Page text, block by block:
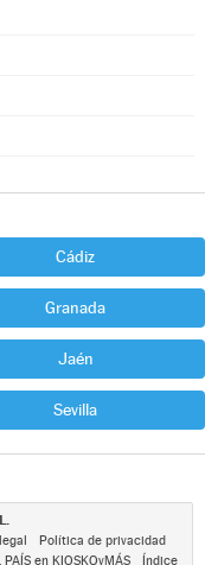
Cádiz
Granada
Jaén
Sevilla
Política de privacidad
PAÍS en KIOSKOyMÁS Índice